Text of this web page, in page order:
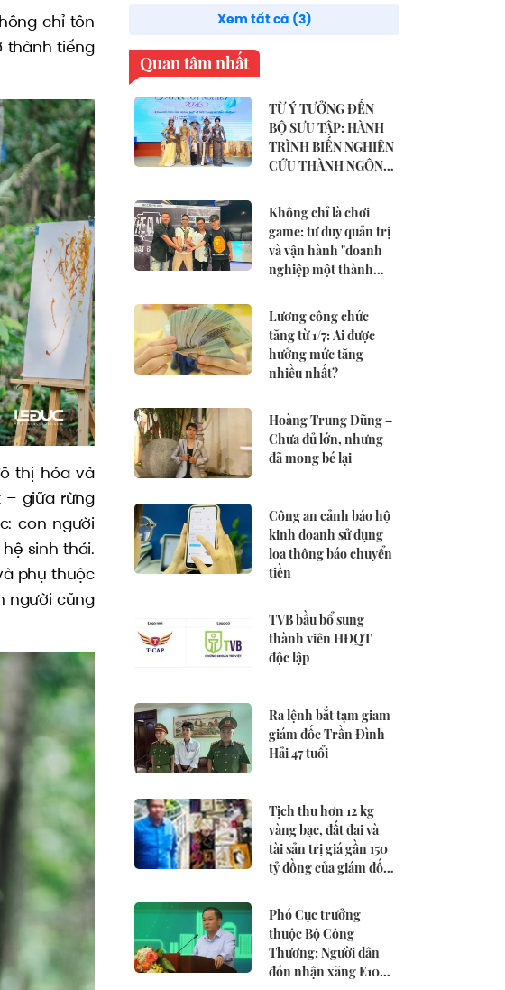
chỉ tôn
thành tiếng
thị hóa và
– giữa rừng
con người
sinh thái.
phụ thuộc
người cũng
Xem tất cả (3)
Quan tâm nhất
TỪ Ý TƯỞNG ĐẾN
BỘ SƯU TẬP: HÀNH
TRÌNH BIẾN NGHIÊN
CỨU THÀNH NGÔN
Không chỉ là chơi
game: tư duy quản trị
và vận hành "doanh
nghiệp một thành
Lương công chức
tăng từ 1/7: Ai được
hưởng mức tăng
nhiều nhất?
Hoàng Trung Dũng –
Chưa đủ lớn, nhưng
đã mong bé lại
Công an cảnh báo hộ
kinh doanh sử dụng
loa thông báo chuyển
tiền
TVB bầu bổ sung
thành viên HĐQT
độc lập
Ra lệnh bắt tạm giam
giám đốc Trần Đình
Hải 47 tuổi
Tịch thu hơn 12 kg
vàng bạc, đất đai và
tài sản trị giá gần 150
tỷ đồng của giám đốc
nước
Phó Cục trưởng
thuộc Bộ Công
Thương: Người dân
đón nhận xăng E10